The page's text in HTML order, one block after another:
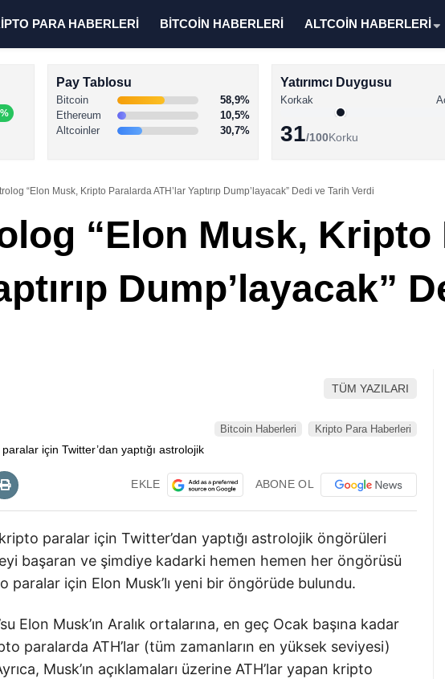
PARA HABERLERİ BİTCOİN HABERLERİ ALTCOİN HABERLERİ
Pay Tablosu
Bitcoin
58,9%
Ethereum
10,5%
Altcoinler
30,7%
Yatırımcı Duygusu
Korkak
31/100Korku
“Elon Musk, Kripto Paralarda ATH’lar Yaptırıp Dump’layacak” Dedi ve Tarih Verdi
“Elon Musk, Kripto
Dump’layacak”
TÜM YAZILARI
Bitcoin Haberleri Kripto Para Haberleri
EKLE ABONE OL
paralar için Twitter’dan yaptığı astrolojik öngörüleri
başaran ve şimdiye kadarki hemen hemen her öngörüsü
paralar için Elon Musk’lı yeni bir öngörüde bulundu.
Elon Musk’ın Aralık ortalarına, en geç Ocak başına kadar
paralarda ATH’lar (tüm zamanların en yüksek seviyesi)
Musk’ın açıklamaları üzerine ATH’lar yapan kripto